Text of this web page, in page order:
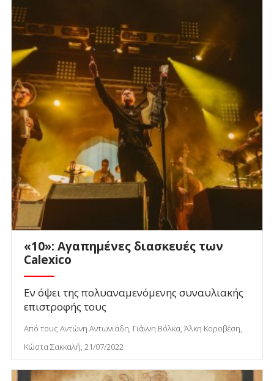
«10»: Αγαπημένες διασκευές των
Calexico
Εν όψει της πολυαναμενόμενης συναυλιακής
επιστροφής τους
Από τους Αντώνη Αντωνιάδη, Γιάννη Βόλκα, Άλκη Κοροβέση,
Κώστα Σακκαλή, 21/07/2022